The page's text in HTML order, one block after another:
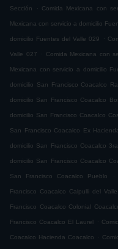
Sección . Comida Mexicana con
Mexicana con servicio a domicilio
domicilio Fuentes del Valle 029 .
Valle 027 . Comida Mexicana con
Mexicana con servicio a domicilio
domicilio San Francisco Coacalco
domicilio San Francisco Coacalco
domicilio San Francisco Coacalco
San Francisco Coacalco Ex
domicilio San Francisco Coacalco
domicilio San Francisco Coacalco
San Francisco Coacalco Pueblo .
Francisco Coacalco Calpulli del Valle
Francisco Coacalco Colonial
Francisco Coacalco El Laurel .
Coacalco Hacienda Coacalco .